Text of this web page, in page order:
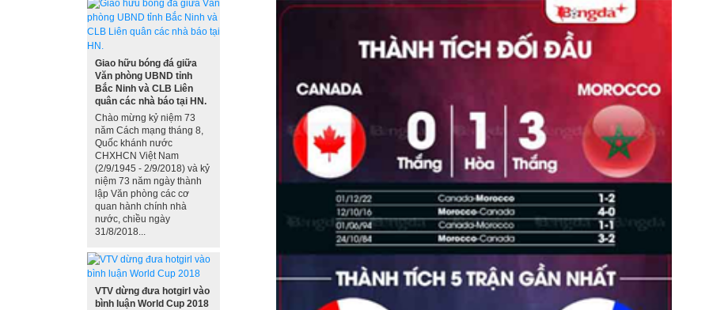
Giao hữu bóng đá giữa
Văn phòng UBND tỉnh
Bắc Ninh và CLB Liên
quân các nhà báo tại HN.
Chào mừng kỷ niệm 73
năm Cách mạng tháng 8,
Quốc khánh nước
CHXHCN Việt Nam
(2/9/1945 - 2/9/2018) và kỷ
niệm 73 năm ngày thành
lập Văn phòng các cơ
quan hành chính nhà
nước, chiều ngày
31/8/2018...
VTV dừng đưa hotgirl vào
bình luận World Cup 2018